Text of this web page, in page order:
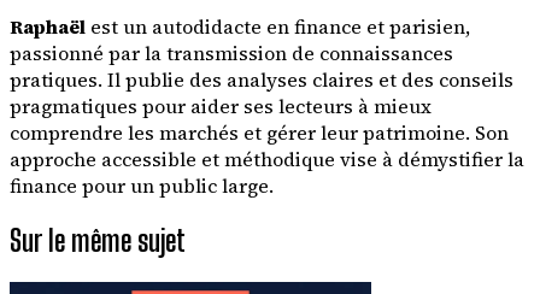
Raphaël est un autodidacte en finance et parisien,
passionné par la transmission de connaissances
pratiques. Il publie des analyses claires et des conseils
pragmatiques pour aider ses lecteurs à mieux
comprendre les marchés et gérer leur patrimoine. Son
approche accessible et méthodique vise à démystifier la
finance pour un public large.
Sur le même sujet